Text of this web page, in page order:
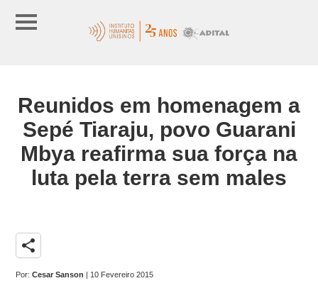
Reunidos em homenagem a
Sepé Tiaraju, povo Guarani
Mbya reafirma sua força na
luta pela terra sem males
share
Por:Cesar Sanson | 10 Fevereiro 2015